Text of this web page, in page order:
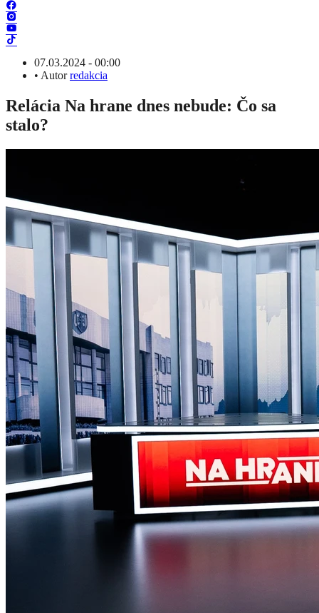
07.03.2024 - 00:00
• Autorredakcia
Relácia Na hrane dnes nebude: Čo sa
stalo?